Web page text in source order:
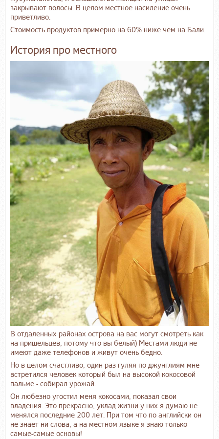
закрывают волосы. В целом местное насиление очень
приветливо.
Стоимость продуктов примерно на 60% ниже чем на Бали.
История про местного
В отдаленных районах острова на вас могут смотреть как
на пришельцев, потому что вы белый) Местами люди не
имеют даже телефонов и живут очень бедно.
Но в целом счастливо, один раз гуляя по джунглиям мне
встретился человек который был на высокой кокосовой
пальме - собирал урожай.
Он любезно угостил меня кокосами, показал свои
владения. Это прекрасно, уклад жизни у них я думаю не
менялся последние 200 лет. При том что по английски он
не знает ни слова, а на местном языке я знаю только
самые-самые основы!